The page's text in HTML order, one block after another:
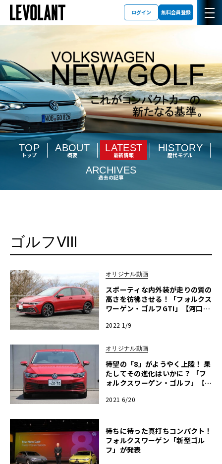
ログイン 無料会員登録
TOP
トップ
ABOUT
概要
LATEST
最新情報
HISTORY
歴代モデル
ARCHIVES
過去の記事
ゴルフVIII
オリジナル動画
スポーティな内外装が走りの質の
高さを彷彿させる！「フォルクス
ワーゲン・ゴルフGTI」【河口ま
2022 1/9
オリジナル動画
待望の「8」がようやく上陸！ 果
たしてその進化はいかに？ 「フ
ォルクスワーゲン・ゴルフ」【河
ン】
2021 6/20
待ちに待った真打ちコンパクト！
フォルクスワーゲン「新型ゴル
フ」が発表